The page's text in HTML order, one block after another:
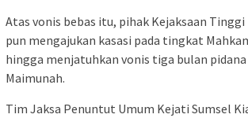
Atas vonis bebas itu, pihak Kejaksaan
pun mengajukan kasasi pada tingkat
hingga menjatuhkan vonis tiga bulan
Maimunah.
Tim Jaksa Penuntut Umum Kejati Sumsel